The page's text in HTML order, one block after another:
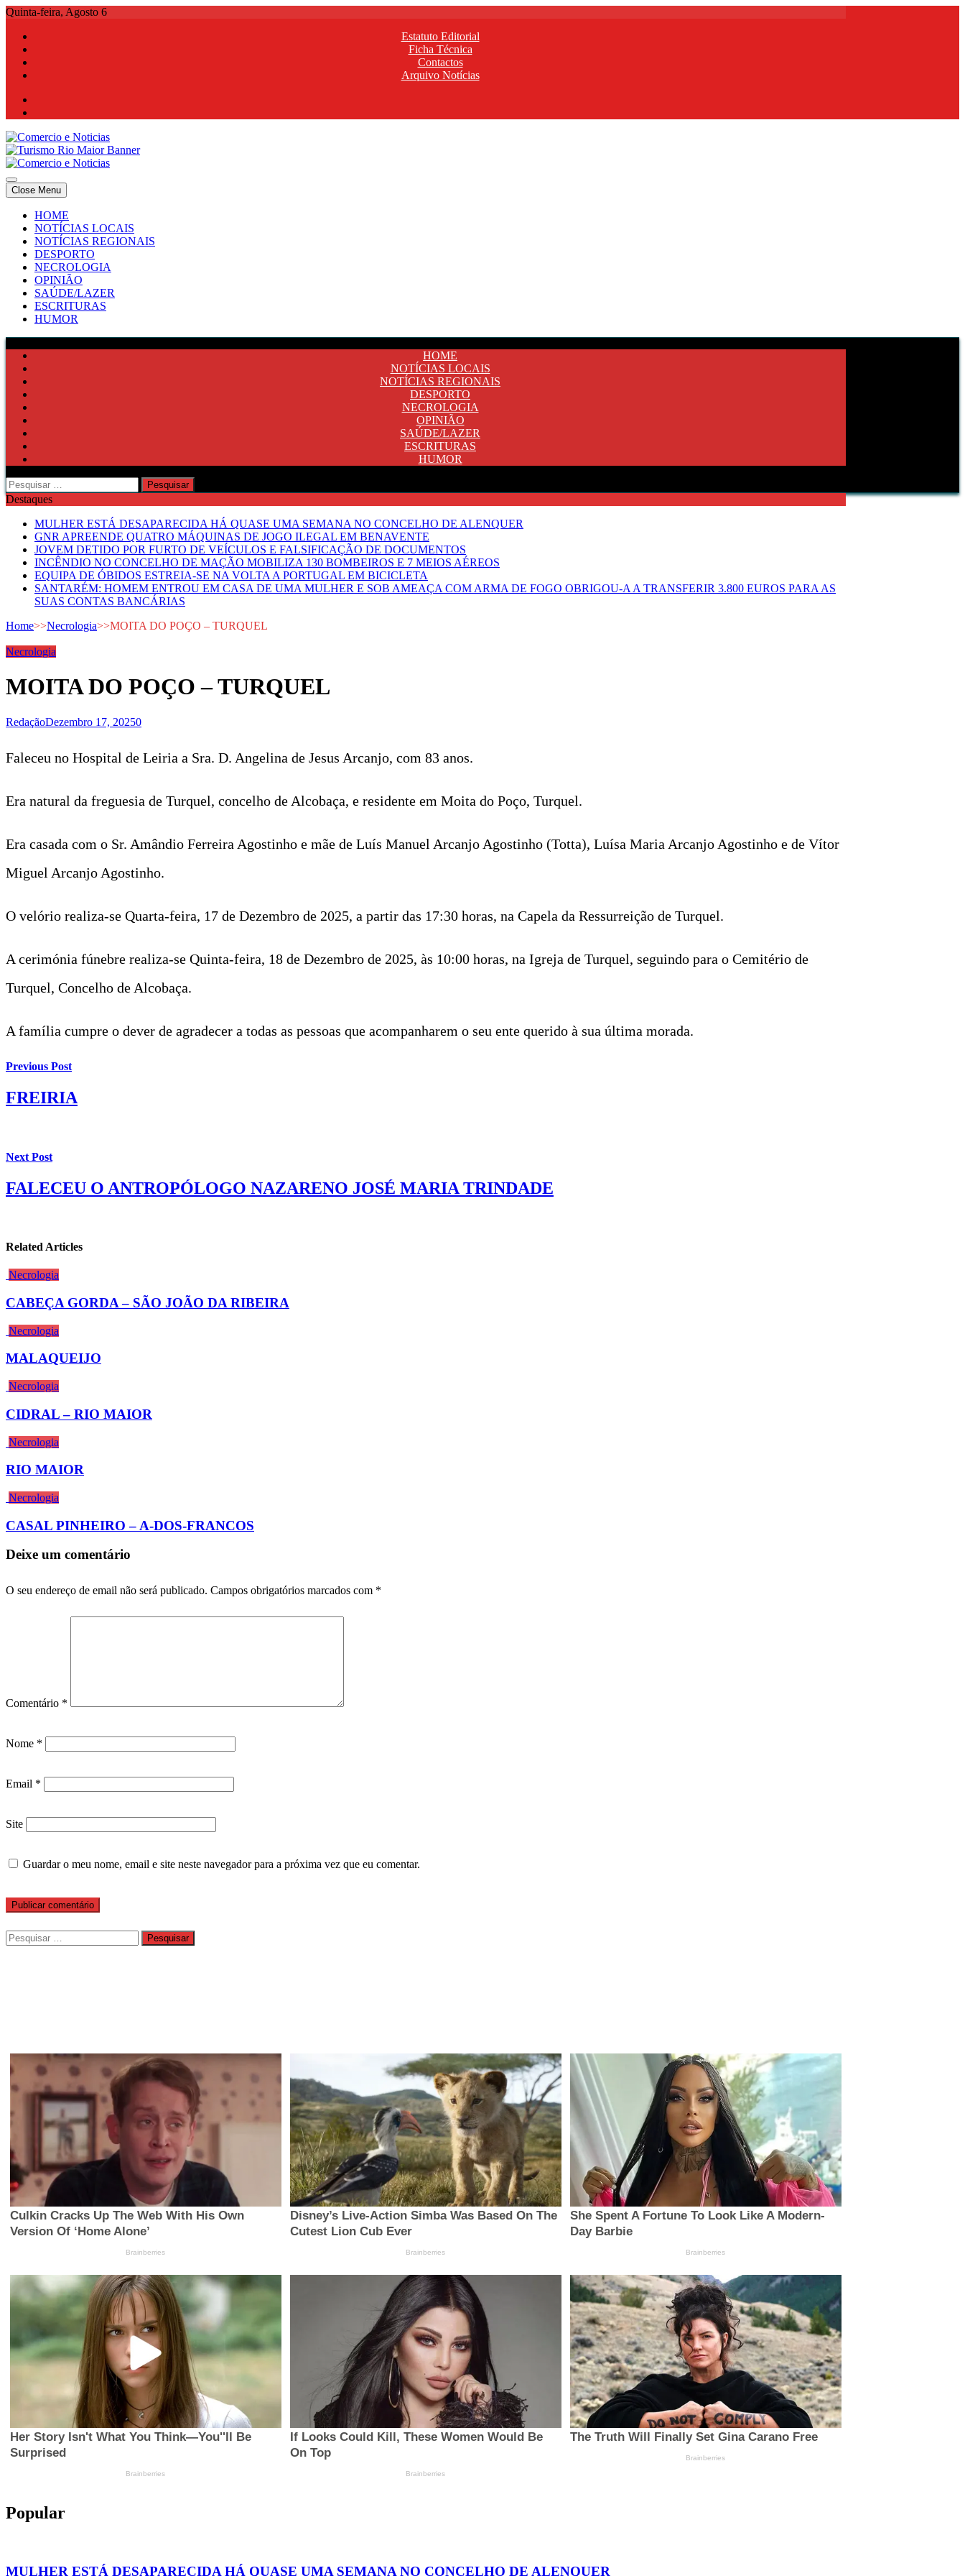
Skip
content
Quinta-feira, Agosto 6
Estatuto Editorial
Ficha Técnica
Contactos
Arquivo Notícias
Comercio e Noticias
Notícias e Publicidade Online
Comercio e Noticias
Notícias e Publicidade Online
Close Menu
HOME
NOTÍCIAS LOCAIS
NOTÍCIAS REGIONAIS
DESPORTO
NECROLOGIA
OPINIÃO
SAÚDE/LAZER
ESCRITURAS
HUMOR
HOME
NOTÍCIAS LOCAIS
NOTÍCIAS REGIONAIS
DESPORTO
NECROLOGIA
OPINIÃO
SAÚDE/LAZER
ESCRITURAS
HUMOR
Pesquisar
por:
Destaques
MULHER ESTÁ DESAPARECIDA HÁ QUASE UMA SEMANA NO CONCELHO DE ALENQUER
GNR APREENDE QUATRO MÁQUINAS DE JOGO ILEGAL EM BENAVENTE
JOVEM DETIDO POR FURTO DE VEÍCULOS E FALSIFICAÇÃO DE DOCUMENTOS
INCÊNDIO NO CONCELHO DE MAÇÃO MOBILIZA 130 BOMBEIROS E 7 MEIOS AÉREOS
EQUIPA DE ÓBIDOS ESTREIA-SE NA VOLTA A PORTUGAL EM BICICLETA
SANTARÉM: HOMEM ENTROU EM CASA DE UMA MULHER E SOB AMEAÇA COM ARMA DE FOGO OBRIGOU-A A TRANSFERIR 3.800 EUROS PARA AS
SUAS CONTAS BANCÁRIAS
Home>>Necrologia>>MOITA DO POÇO – TURQUEL
Necrologia
MOITA DO POÇO – TURQUEL
RedaçãoDezembro 17, 20250
Faleceu no Hospital de Leiria a Sra. D. Angelina de Jesus Arcanjo, com 83 anos.
Era natural da freguesia de Turquel, concelho de Alcobaça, e residente em Moita do Poço, Turquel.
Era casada com o Sr. Amândio Ferreira Agostinho e mãe de Luís Manuel Arcanjo Agostinho (Totta), Luísa Maria Arcanjo Agostinho e de Vítor
Miguel Arcanjo Agostinho.
O velório realiza-se Quarta-feira, 17 de Dezembro de 2025, a partir das 17:30 horas, na Capela da Ressurreição de Turquel.
A cerimónia fúnebre realiza-se Quinta-feira, 18 de Dezembro de 2025, às 10:00 horas, na Igreja de Turquel, seguindo para o Cemitério de
Turquel, Concelho de Alcobaça.
A família cumpre o dever de agradecer a todas as pessoas que acompanharem o seu ente querido à sua última morada.
Previous Post
FREIRIA
Next Post
FALECEU O ANTROPÓLOGO NAZARENO JOSÉ MARIA TRINDADE
Related Articles
Necrologia
CABEÇA GORDA – SÃO JOÃO DA RIBEIRA
Necrologia
MALAQUEIJO
Necrologia
CIDRAL – RIO MAIOR
Necrologia
RIO MAIOR
Necrologia
CASAL PINHEIRO – A-DOS-FRANCOS
Deixe um comentário
O seu endereço de email não será publicado. Campos obrigatórios marcados com *
Comentário *
Nome *
Email *
Site
Guardar o meu nome, email e site neste navegador para a próxima vez que eu comentar.
Pesquisar
por:
Popular
MULHER ESTÁ DESAPARECIDA HÁ QUASE UMA SEMANA NO CONCELHO DE ALENQUER